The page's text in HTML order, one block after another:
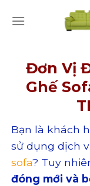
Đơn Vị
Ghế
Bạn là khách
sử dụng dịch
sofa? Tuy
đóng mới và